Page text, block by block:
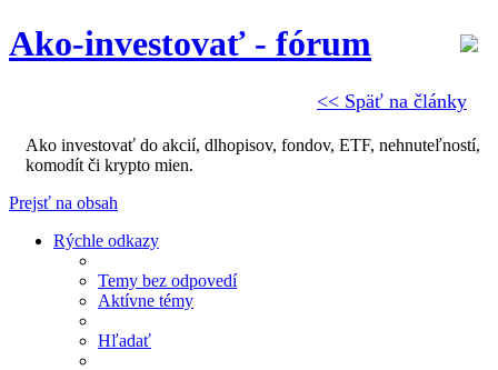
<< Späť na články
Ako-investovať - fórum
Ako investovať do akcií, dlhopisov, fondov, ETF, nehnuteľností,
komodít či krypto mien.
Prejsť na obsah
Rýchle odkazy
Temy bez odpovedí
Aktívne témy
Hľadať